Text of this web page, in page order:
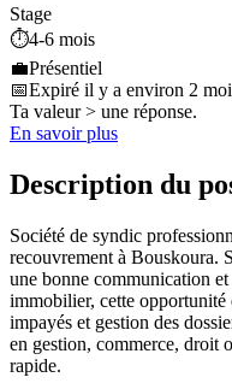
Stage
⏱️4-6 mois
💼Présentiel
📅Expiré il y a environ 2
Ta valeur > une réponse.
En savoir plus
Description du
Société de syndic
recouvrement à Bouskoura.
une bonne communication
immobilier, cette opportunité
impayés et gestion des
en gestion, commerce, droit
rapide.